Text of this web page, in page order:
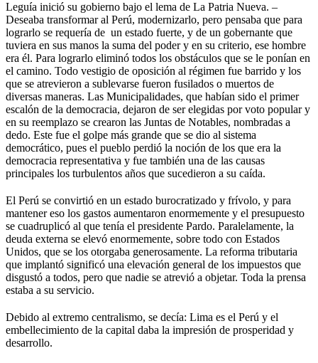
Leguía inició su gobierno bajo el lema de La Patria Nueva. –
Deseaba transformar al Perú, modernizarlo, pero pensaba que para
lograrlo se requería de un estado fuerte, y de un gobernante que
tuviera en sus manos la suma del poder y en su criterio, ese hombre
era él. Para lograrlo eliminó todos los obstáculos que se le ponían en
el camino. Todo vestigio de oposición al régimen fue barrido y los
que se atrevieron a sublevarse fueron fusilados o muertos de
diversas maneras. Las Municipalidades, que habían sido el primer
escalón de la democracia, dejaron de ser elegidas por voto popular y
en su reemplazo se crearon las Juntas de Notables, nombradas a
dedo. Este fue el golpe más grande que se dio al sistema
democrático, pues el pueblo perdió la noción de los que era la
democracia representativa y fue también una de las causas
principales los turbulentos años que sucedieron a su caída.
El Perú se convirtió en un estado burocratizado y frívolo, y para
mantener eso los gastos aumentaron enormemente y el presupuesto
se cuadruplicó al que tenía el presidente Pardo. Paralelamente, la
deuda externa se elevó enormemente, sobre todo con Estados
Unidos, que se los otorgaba generosamente. La reforma tributaria
que implantó significó una elevación general de los impuestos que
disgustó a todos, pero que nadie se atrevió a objetar. Toda la prensa
estaba a su servicio.
Debido al extremo centralismo, se decía: Lima es el Perú y el
embellecimiento de la capital daba la impresión de prosperidad y
desarrollo.